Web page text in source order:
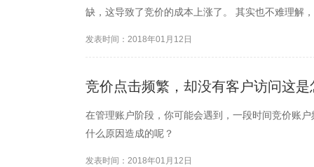
缺，这导致了竞价的成本上涨了。 其实也不难理解
发表时间：2018年01月12日
竞价点击频繁，却没有客户访问这是
在管理账户阶段，你可能会遇到，一段时间竞价账
什么原因造成的呢？
发表时间：2018年01月12日